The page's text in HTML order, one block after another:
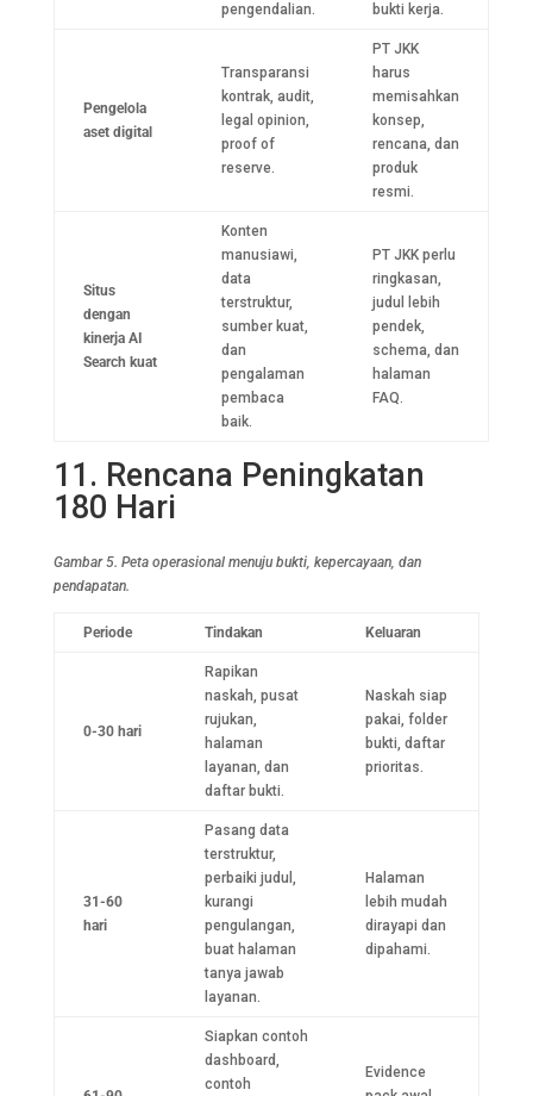
pengendalian.
bukti kerja.
Pengelola
aset digital
Transparansi
kontrak, audit,
legal opinion,
proof of
reserve.
PT JKK
harus
memisahkan
konsep,
rencana, dan
produk
resmi.
Situs
dengan
kinerja AI
Search kuat
Konten
manusiawi,
data
terstruktur,
sumber kuat,
dan
pengalaman
pembaca
baik.
PT JKK perlu
ringkasan,
judul lebih
pendek,
schema, dan
halaman
FAQ.
11. Rencana Peningkatan
180 Hari
Gambar 5. Peta operasional menuju bukti, kepercayaan, dan
pendapatan.
Periode Tindakan Keluaran
0-30 hari
Rapikan
naskah, pusat
rujukan,
halaman
layanan, dan
daftar bukti.
Naskah siap
pakai, folder
bukti, daftar
prioritas.
31-60
hari
Pasang data
terstruktur,
perbaiki judul,
kurangi
pengulangan,
buat halaman
tanya jawab
layanan.
Halaman
lebih mudah
dirayapi dan
dipahami.
Siapkan contoh
dashboard,
contoh
Evidence